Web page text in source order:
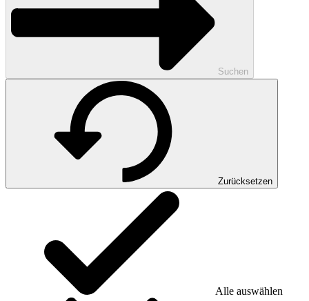
Suchen
Zurücksetzen
Alle auswählen